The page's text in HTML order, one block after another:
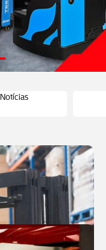
Notícias